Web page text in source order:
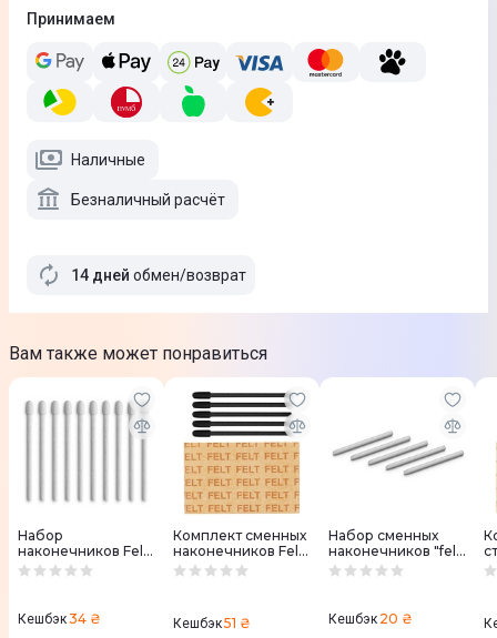
Принимаем
Наличные
Безналичный расчёт
14 дней обмен/возврат
Вам также может понравиться
Набор
наконечников Felt
(войлочные) для
Кешбэк34 ₴
Комплект сменных
наконечников Felt
(войлочные) для
Кешбэк51 ₴
Набор сменных
наконечников "felt
pen" (войлочные)
Кешбэк 20 ₴